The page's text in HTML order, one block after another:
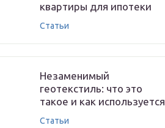
квартиры для ипотеки
Статьи
Незаменимый
геотекстиль: что это
такое и как используется
Статьи